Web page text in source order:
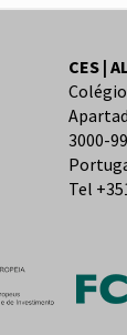
CES |
3000-
Tel